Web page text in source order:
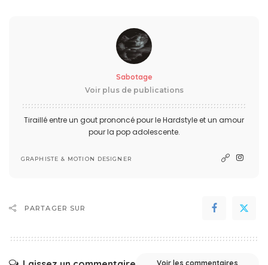
Sabotage
Voir plus de publications
Tiraillé entre un gout prononcé pour le Hardstyle et un amour
pour la pop adolescente.
GRAPHISTE & MOTION DESIGNER
PARTAGER SUR
Voir les commentaires